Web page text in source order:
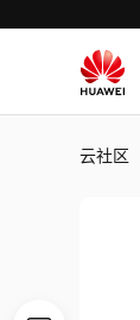
云社区